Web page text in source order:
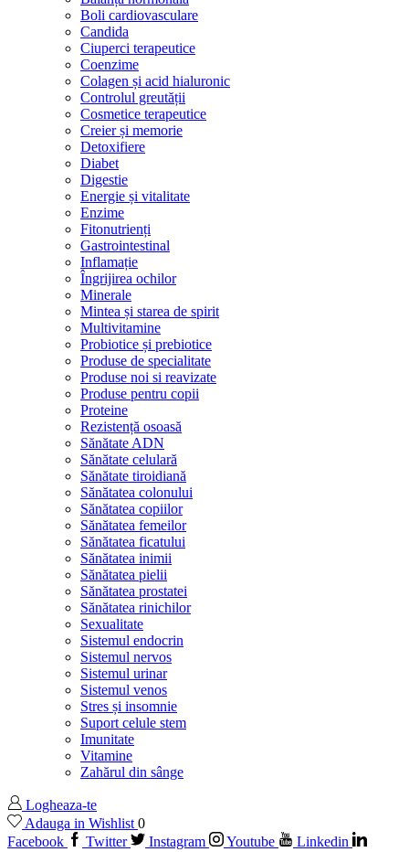
Boli cardiovasculare
Candida
Ciuperci terapeutice
Coenzime
Colagen și acid hialuronic
Controlul greutății
Cosmetice terapeutice
Creier și memorie
Detoxifiere
Diabet
Digestie
Energie și vitalitate
Enzime
Fitonutrienți
Gastrointestinal
Inflamație
Îngrijirea ochilor
Minerale
Mintea și starea de spirit
Multivitamine
Probiotice și prebiotice
Produse de specialitate
Produse noi si reavizate
Produse pentru copii
Proteine
Rezistență osoasă
Sănătate ADN
Sănătate celulară
Sănătate tiroidiană
Sănătatea colonului
Sănătatea copiilor
Sănătatea femeilor
Sănătatea ficatului
Sănătatea inimii
Sănătatea pielii
Sănătatea prostatei
Sănătatea rinichilor
Sexualitate
Sistemul endocrin
Sistemul nervos
Sistemul urinar
Sistemul venos
Stres și insomnie
Suport celule stem
Imunitate
Vitamine
Zahărul din sânge
Logheaza-te
Adauga in Wishlist 0
Facebook
Twitter Instagram Youtube Linkedin